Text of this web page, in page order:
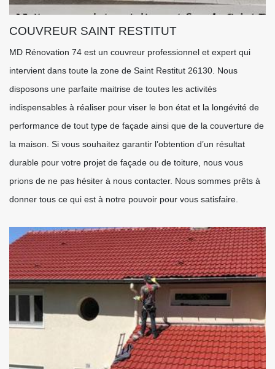
COUVREUR SAINT RESTITUT
MD Rénovation 74 est un couvreur professionnel et expert qui
intervient dans toute la zone de Saint Restitut 26130. Nous
disposons une parfaite maitrise de toutes les activités
indispensables à réaliser pour viser le bon état et la longévité de
performance de tout type de façade ainsi que de la couverture de
la maison. Si vous souhaitez garantir l’obtention d’un résultat
durable pour votre projet de façade ou de toiture, nous vous
prions de ne pas hésiter à nous contacter. Nous sommes prêts à
donner tous ce qui est à notre pouvoir pour vous satisfaire.